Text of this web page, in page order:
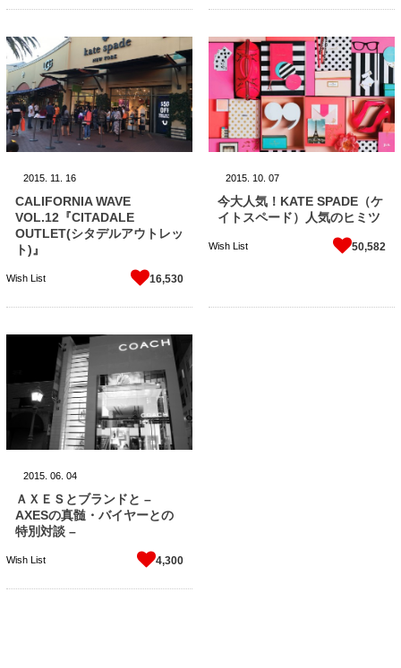
2015. 11. 16
CALIFORNIA WAVE
VOL.12『CITADALE
OUTLET(シタデルアウトレッ
ト)』
16,530
Wish List
2015. 10. 07
今大人気！KATE SPADE（ケ
イトスペード）人気のヒミツ
50,582
Wish List
2015. 06. 04
ＡＸＥＳとブランドと –
AXESの真髄・バイヤーとの
特別対談 –
4,300
Wish List